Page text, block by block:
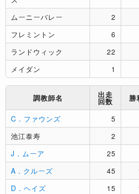
ムーニーバレー 2
フレミントン
6
ランドウィック
22
メイダン
1
調教師名 出走
回数 勝
C．ファウンズ 5
池江泰寿
2
J．ムーア
25
A．クルーズ
45
D．ヘイズ
15